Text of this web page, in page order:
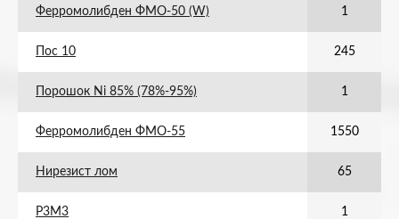
Ферромолибден ФМО-50 (W) 1
Пос 10 245
Порошок Ni 85% (78%-95%) 1
Ферромолибден ФМО-55 1550
Нирезист лом 65
Р3М3 1